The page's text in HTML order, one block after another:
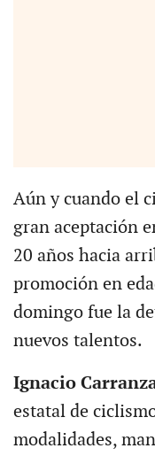
Aún y cuando el
gran aceptación
20 años hacia
promoción en
domingo fue la
nuevos talentos.
Ignacio
estatal de
modalidades,